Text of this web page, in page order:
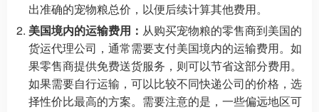
出准确的宠物粮总价，以便后续计算其他费用。
美国境内的运输费用： 从购买宠物粮的零售商到美国的
货运代理公司，通常需要支付美国境内的运输费用。如
果零售商提供免费送货服务，则可以节省这部分费用。
如果需要自行运输，可以比较不同快递公司的价格，选
择性价比最高的方案。需要注意的是，一些偏远地区可